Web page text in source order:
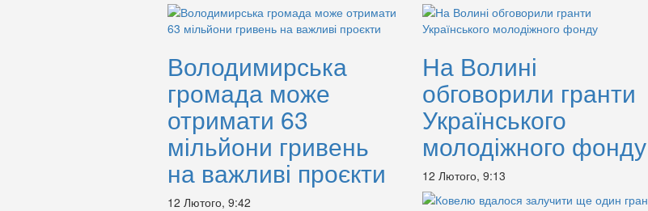
Володимирська
громада може
отримати 63
мільйони гривень
на важливі проєкти
12 Лютого, 9:42
На Волині
обговорили гранти
Українського
молодіжного фонду
12 Лютого, 9:13